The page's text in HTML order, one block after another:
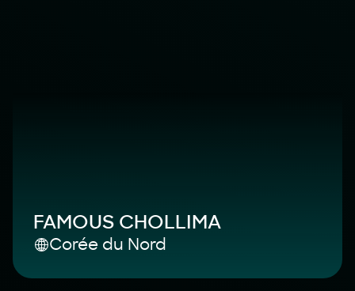
FAMOUS CHOLLIMA
Corée du Nord